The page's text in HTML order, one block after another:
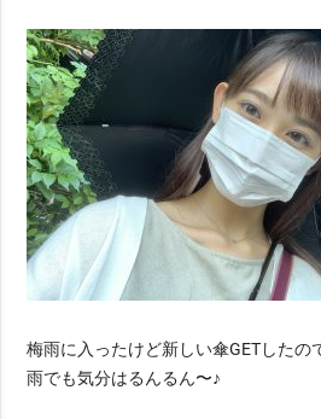
梅雨に入ったけど新しい傘GETしたの
雨でも気分はるんるん〜♪